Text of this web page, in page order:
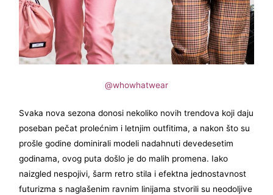
@whowhatwear
Svaka nova sezona donosi nekoliko novih trendova koji daju
poseban pečat prolećnim i letnjim outfitima, a nakon što su
prošle godine dominirali modeli nadahnuti devedesetim
godinama, ovog puta došlo je do malih promena. Iako
naizgled nespojivi, šarm retro stila i efektna jednostavnost
futurizma s naglašenim ravnim linijama stvorili su neodoljive